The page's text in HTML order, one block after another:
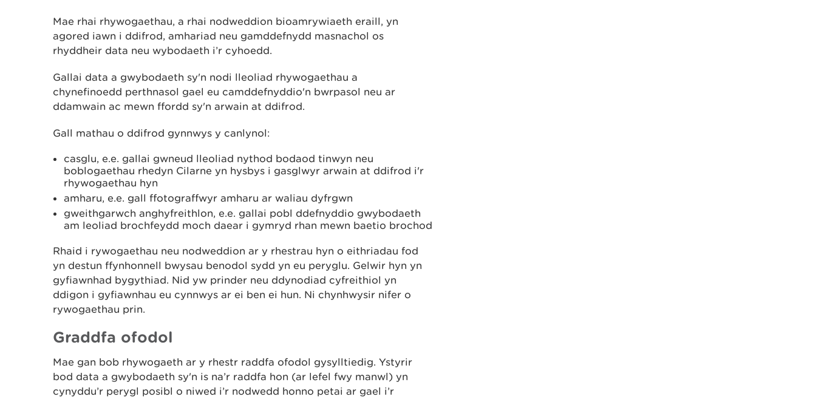
Mae rhai rhywogaethau, a rhai nodweddion bioamrywiaeth eraill, yn
agored iawn i ddifrod, amhariad neu gamddefnydd masnachol os
rhyddheir data neu wybodaeth i’r cyhoedd.
Gallai data a gwybodaeth sy'n nodi lleoliad rhywogaethau a
chynefinoedd perthnasol gael eu camddefnyddio'n bwrpasol neu ar
ddamwain ac mewn ffordd sy'n arwain at ddifrod.
Gall mathau o ddifrod gynnwys y canlynol:
casglu, e.e. gallai gwneud lleoliad nythod bodaod tinwyn neu
boblogaethau rhedyn Cilarne yn hysbys i gasglwyr arwain at ddifrod i'r
rhywogaethau hyn
amharu, e.e. gall ffotograffwyr amharu ar waliau dyfrgwn
gweithgarwch anghyfreithlon, e.e. gallai pobl ddefnyddio gwybodaeth
am leoliad brochfeydd moch daear i gymryd rhan mewn baetio brochod
Rhaid i rywogaethau neu nodweddion ar y rhestrau hyn o eithriadau fod
yn destun ffynhonnell bwysau benodol sydd yn eu peryglu. Gelwir hyn yn
gyfiawnhad bygythiad. Nid yw prinder neu ddynodiad cyfreithiol yn
ddigon i gyfiawnhau eu cynnwys ar ei ben ei hun. Ni chynhwysir nifer o
rywogaethau prin.
Graddfa ofodol
Mae gan bob rhywogaeth ar y rhestr raddfa ofodol gysylltiedig. Ystyrir
bod data a gwybodaeth sy'n is na’r raddfa hon (ar lefel fwy manwl) yn
cynyddu’r perygl posibl o niwed i’r nodwedd honno petai ar gael i’r